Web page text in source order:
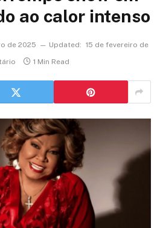
ao calor intenso
de 2025 Updated: 15 de fevereiro de
1 Min Read